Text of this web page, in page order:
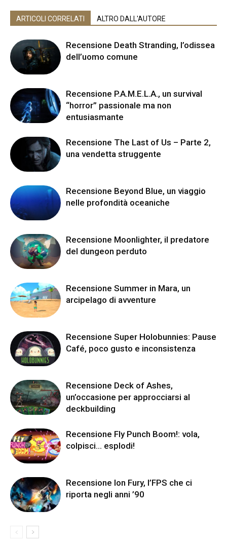
ARTICOLI CORRELATI ALTRO DALL'AUTORE
Recensione Death Stranding, l’odissea
dell’uomo comune
Recensione P.A.M.E.L.A., un survival
“horror” passionale ma non
entusiasmante
Recensione The Last of Us – Parte 2,
una vendetta struggente
Recensione Beyond Blue, un viaggio
nelle profondità oceaniche
Recensione Moonlighter, il predatore
del dungeon perduto
Recensione Summer in Mara, un
arcipelago di avventure
Recensione Super Holobunnies: Pause
Café, poco gusto e inconsistenza
Recensione Deck of Ashes,
un’occasione per approcciarsi al
deckbuilding
Recensione Fly Punch Boom!: vola,
colpisci… esplodi!
Recensione Ion Fury, l’FPS che ci
riporta negli anni ’90